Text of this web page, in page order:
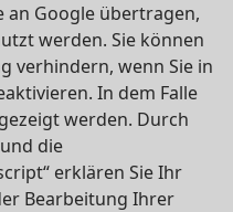
an Google übertragen,
werden. Sie können
verhindern, wenn Sie in
In dem Falle
werden. Durch
die
erklären Sie Ihr
Bearbeitung Ihrer